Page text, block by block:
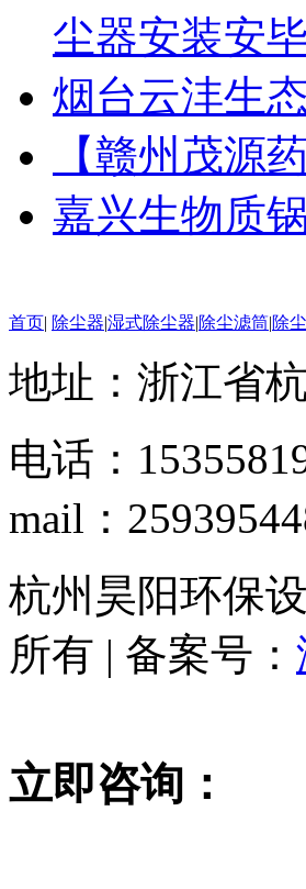
尘器安装安
烟台云沣生
【赣州茂源
嘉兴生物质
首页| 除尘器|湿式除尘器|除尘滤筒|除
地址：浙江省
电话：
mail：
杭州昊阳环保
所有 | 备案号：
立即咨询：